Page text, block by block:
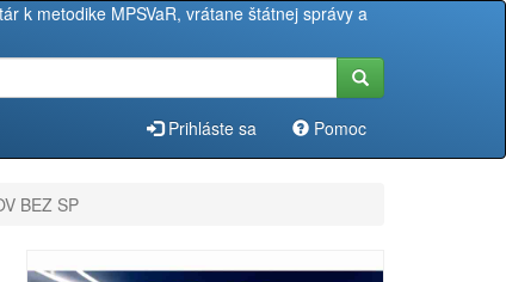
k metodike MPSVaR, vrátane štátnej správy a
Prihláste sa Pomoc
BEZ SP